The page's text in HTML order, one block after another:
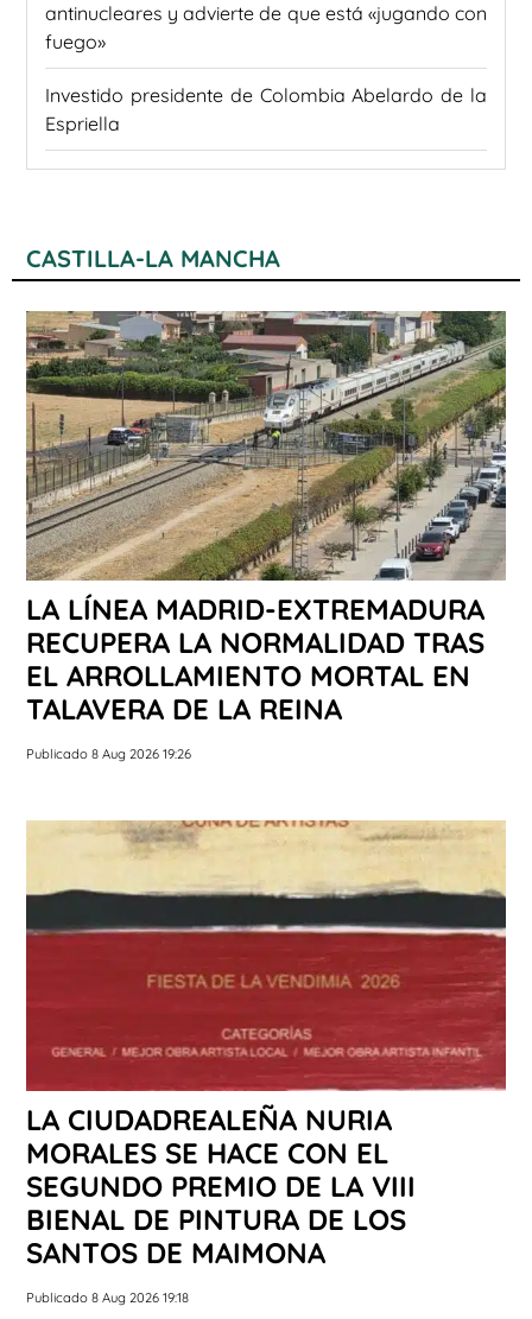
antinucleares y advierte de que está «jugando con
fuego»
Investido presidente de Colombia Abelardo de la
Espriella
CASTILLA-LA MANCHA
LA LÍNEA MADRID-EXTREMADURA
RECUPERA LA NORMALIDAD TRAS
EL ARROLLAMIENTO MORTAL EN
TALAVERA DE LA REINA
Publicado 8 Aug 2026 19:26
LA CIUDADREALEÑA NURIA
MORALES SE HACE CON EL
SEGUNDO PREMIO DE LA VIII
BIENAL DE PINTURA DE LOS
SANTOS DE MAIMONA
Publicado 8 Aug 2026 19:18